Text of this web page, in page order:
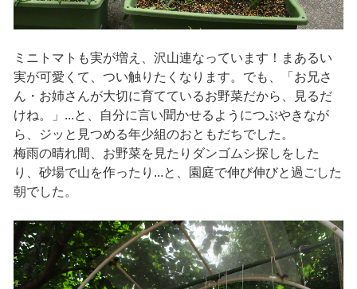
ミニトマトも実が増え、沢山連なっています！まあるい
実が可愛くて、つい触りたくなります。でも、「お兄さ
ん・お姉さんが大切に育てているお野菜だから、見るだ
けね。」...と、自分に言い聞かせるようにつぶやきなが
ら、ジッと見つめる年少組のおともだちでした。
梅雨の晴れ間、お野菜を見たりダンゴムシ探しをした
り、砂場で山を作ったり...と、園庭で伸び伸びと過ごした
朝でした。